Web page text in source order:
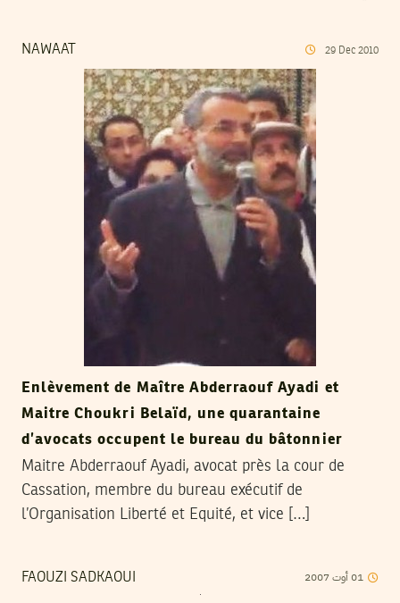
NAWAAT 29 Dec 2010
Enlèvement de Maître Abderraouf Ayadi et
Maitre Choukri Belaïd, une quarantaine
d’avocats occupent le bureau du bâtonnier
Maitre Abderraouf Ayadi, avocat près la cour de
Cassation, membre du bureau exécutif de
l’Organisation Liberté et Equité, et vice […]
FAOUZI SADKAOUI 01أوت2007